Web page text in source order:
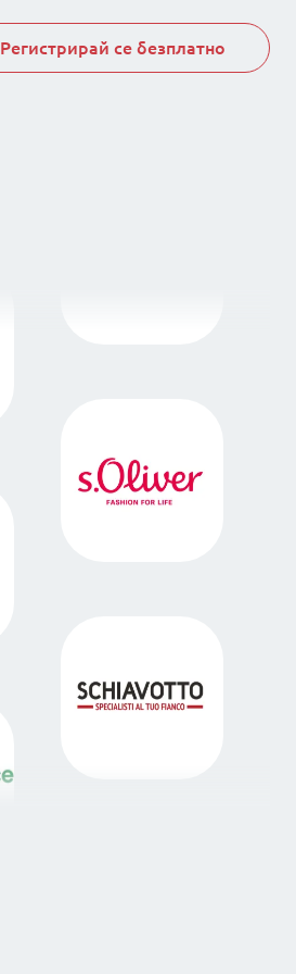
Регистрирай се безплатно